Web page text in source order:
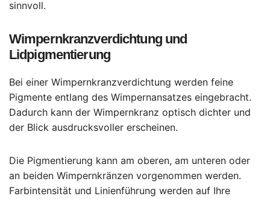
sinnvoll.
Wimpernkranzverdichtung und
Lidpigmentierung
Bei einer Wimpernkranzverdichtung werden feine
Pigmente entlang des Wimpernansatzes eingebracht.
Dadurch kann der Wimpernkranz optisch dichter und
der Blick ausdrucksvoller erscheinen.
Die Pigmentierung kann am oberen, am unteren oder
an beiden Wimpernkränzen vorgenommen werden.
Farbintensität und Linienführung werden auf Ihre